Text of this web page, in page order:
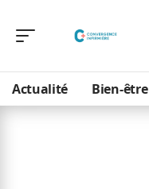
Actualité Bien-être